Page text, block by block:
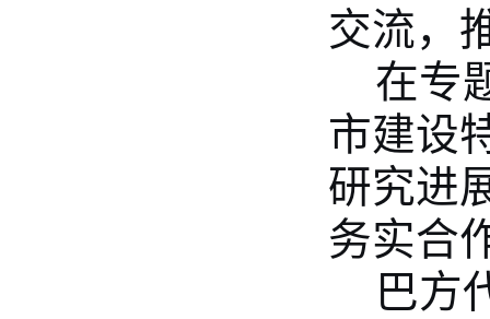
交流，
在专
市建设
研究进
务实合
巴方